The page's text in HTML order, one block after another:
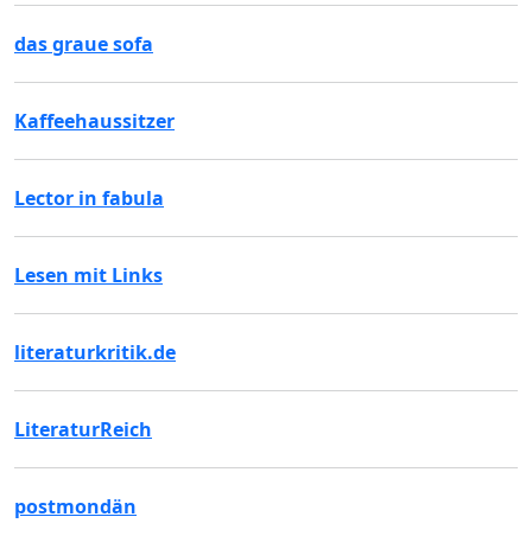
das graue sofa
Kaffeehaussitzer
Lector in fabula
Lesen mit Links
literaturkritik.de
LiteraturReich
postmondän